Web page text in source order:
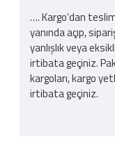
…. Kargo‘dan
yanında açıp,
yanlışlık veya
irtibata geçiniz.
kargoları, kargo
irtibata geçiniz.